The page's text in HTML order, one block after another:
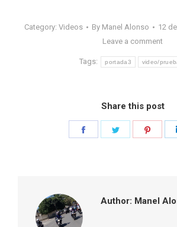
Category: Videos By Manel Alonso
12
Leave a comment
Tags: portada3 video/
Share this post
Author: Manel